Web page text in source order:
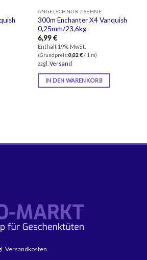
ANGELSCHNUR / SEHNE
300m Enchanter X4 Vanquish
0,25mm/23,6kg
6,99€
Enthält 19% MwSt.
(Grundpreis:0,02€/ 1 m)
zzgl. Versand
IN DEN WARENKORB
Versandkosten.